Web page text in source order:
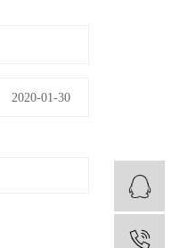
2020-01-30